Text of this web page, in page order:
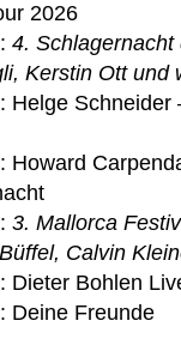
2026
4.
Kerstin Ott und
Helge Schneider
Howard
3. Mallorca
Calvin
Dieter Bohlen
Deine Freunde